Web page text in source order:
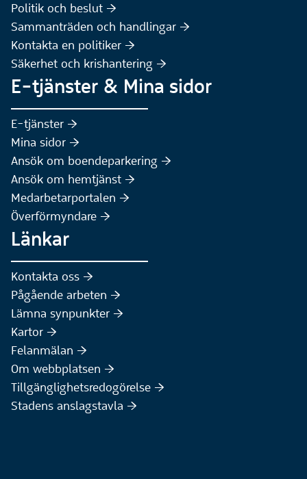
Politik och beslut :höger:
Sammanträden och handlingar :höger:
Kontakta en politiker :höger:
Säkerhet och krishantering :höger:
E-tjänster & Mina sidor
E-tjänster :höger:
Mina sidor :höger:
Ansök om boendeparkering :höger:
Ansök om hemtjänst :höger:
Medarbetarportalen :höger:
Överförmyndare :höger:
Länkar
Kontakta oss :höger:
Pågående arbeten :höger:
Lämna synpunkter :höger:
Kartor :höger:
Felanmälan :höger:
Om webbplatsen :höger:
Tillgänglighetsredogörelse :höger:
Stadens anslagstavla :höger: